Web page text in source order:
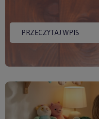
PRZECZYTAJ WPIS